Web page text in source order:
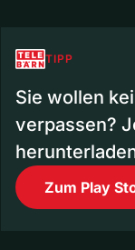
TIPP
Sie wollen
verpassen?
Zum Play